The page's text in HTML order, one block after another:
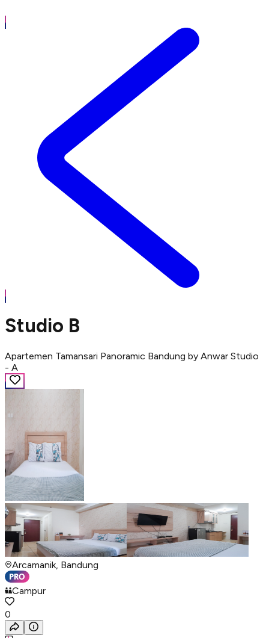
Studio B
Apartemen Tamansari Panoramic Bandung by Anwar Studio
- A
Arcamanik, Bandung
Campur
0